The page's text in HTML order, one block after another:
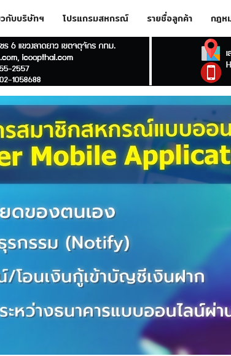
วกับบริษัทฯ โปรแกรมสหกรณ์ รายชื่อลูกค้า กฎห